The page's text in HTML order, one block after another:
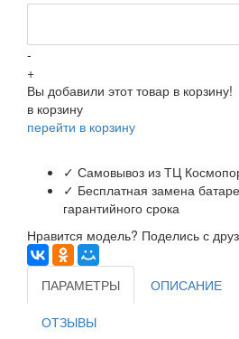
-
+
Вы добавили этот товар в корзину!
в корзину
перейти в корзину
✓ Самовывоз из ТЦ
✓ Бесплатная замена
гарантийного срока
Нравится модель? Поделись с
ПАРАМЕТРЫ ОПИСАНИЕ
ОТЗЫВЫ